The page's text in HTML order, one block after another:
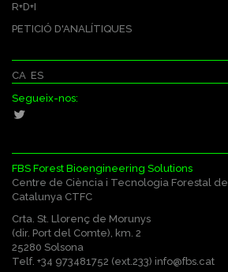
R+D+I
PETICIÓ D'ANALÍTIQUES
CA ES
Segueix-nos:
FBS Forest Bioengineering Solutions
Centre de Ciència i Tecnologia Forestal de
Catalunya CTFC
Crta. St. Llorenç de Morunys
(dir. Port del Comte), km. 2
25280 Solsona
Telf. +34 973481752 (ext.233) info@fbs.cat